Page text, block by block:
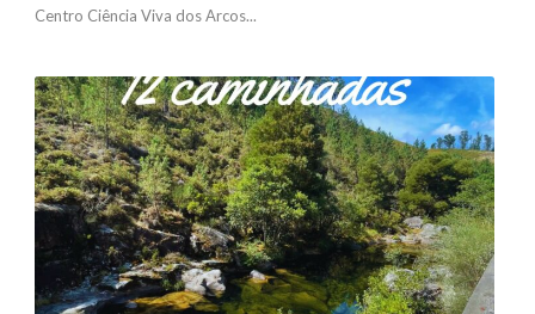
Centro Ciência Viva dos Arcos...